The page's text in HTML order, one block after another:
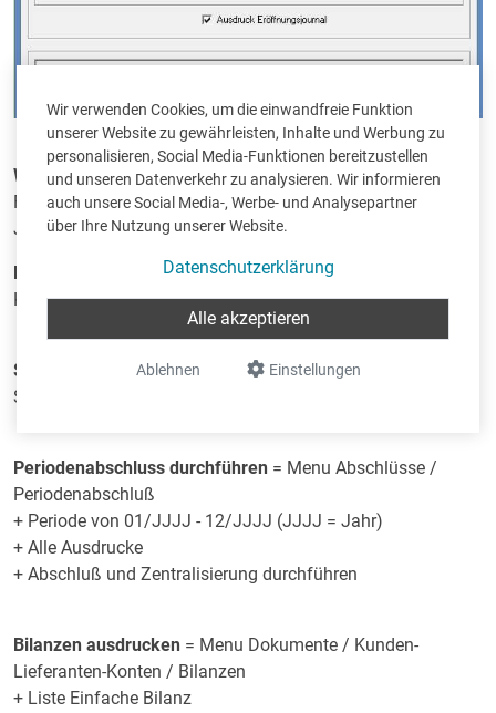
Wir verwenden Cookies, um die einwandfreie Funktion
unserer Website zu gewährleisten, Inhalte und Werbung zu
personalisieren, Social Media-Funktionen bereitzustellen
und unseren Datenverkehr zu analysieren. Wir informieren
auch unsere Social Media-, Werbe- und Analysepartner
über Ihre Nutzung unserer Website.
Datenschutzerklärung
Einstellungen
Ablehnen
Alle akzeptieren
Wichtige Arbeiten vor dem Jahresabschluss
Führen Sie in der Regel folgende Arbeitenvor dem Start
Jahresabschlusses durch :
Kontrolle der Buchführung= Menu Verschiedenes /
Kontrolle der Buchführung
Sicherheitskopie der Daten
= Menu Verschiedenes /
Sicherheitskopie / Daten kopieren
Periodenabschluss durchführen = Menu Abschlüsse /
Periodenabschluß
+ Periode von 01/JJJJ - 12/JJJJ (JJJJ = Jahr)
+ Alle Ausdrucke
+ Abschluß und Zentralisierung durchführen
Bilanzen ausdrucken = Menu Dokumente / Kunden-
Lieferanten-Konten / Bilanzen
+ Liste Einfache Bilanz